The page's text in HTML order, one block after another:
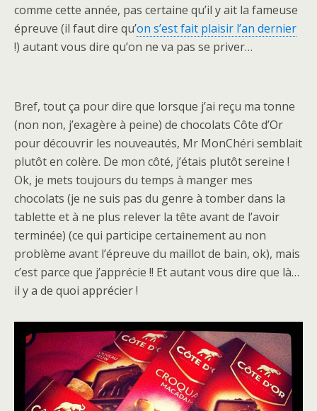
comme cette année, pas certaine qu’il y ait la fameuse
épreuve (il faut dire qu’on s’est fait plaisir l’an dernier
!) autant vous dire qu’on ne va pas se priver…
Bref, tout ça pour dire que lorsque j’ai reçu ma tonne
(non non, j’exagère à peine) de chocolats Côte d’Or
pour découvrir les nouveautés, Mr MonChéri semblait
plutôt en colère. De mon côté, j’étais plutôt sereine !
Ok, je mets toujours du temps à manger mes
chocolats (je ne suis pas du genre à tomber dans la
tablette et à ne plus relever la tête avant de l’avoir
terminée) (ce qui participe certainement au non
problème avant l’épreuve du maillot de bain, ok), mais
c’est parce que j’apprécie !! Et autant vous dire que là…
il y a de quoi apprécier !